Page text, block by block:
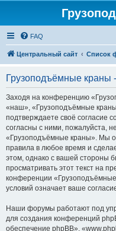
FAQ
Центральный сайт Список
Грузоподъёмные краны
Заходя на конференцию
«наш», «Грузоподъёмные
подтверждаете своё согласие
согласны с ними, пожалуйста,
«Грузоподъёмные краны». Мы
правила в любое время и
этом, однако с вашей стороны
просматривать этот текст на
конференции
условий означает ваше
Наши форумы работают под
для создания конференций
обеспечение phpBB»,